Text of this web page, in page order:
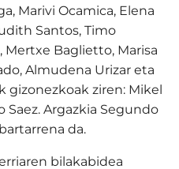
Marivi Ocamica, Elena
Santos, Timo
Mertxe Baglietto, Marisa
Almudena Urizar eta
gizonezkoak ziren: Mikel
Saez. Argazkia Segundo
da.
bilakabidea